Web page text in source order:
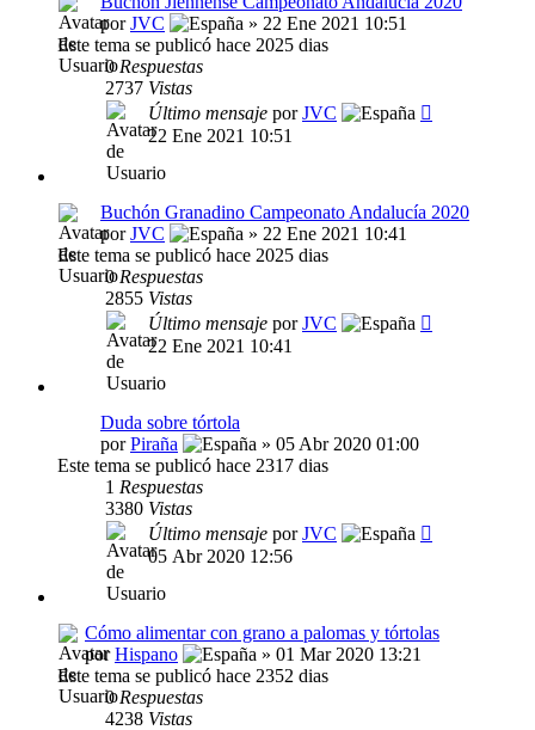
porJVC
» 22 Ene 2021 10:51
Este tema se publicó hace 2025 dias
0Respuestas
2737 Vistas
Último mensaje porJVC
22 Ene 2021 10:51
Buchón Granadino Campeonato Andalucía 2020
porJVC
» 22 Ene 2021 10:41
Este tema se publicó hace 2025 dias
0Respuestas
2855 Vistas
Último mensaje porJVC
22 Ene 2021 10:41
Duda sobre tórtola
porPiraña
» 05 Abr 2020 01:00
Este tema se publicó hace 2317 dias
1 Respuestas
3380 Vistas
Último mensaje porJVC
05 Abr 2020 12:56
Cómo alimentar con grano a palomas y tórtolas
porHispano
» 01 Mar 2020 13:21
Este tema se publicó hace 2352 dias
0Respuestas
4238 Vistas